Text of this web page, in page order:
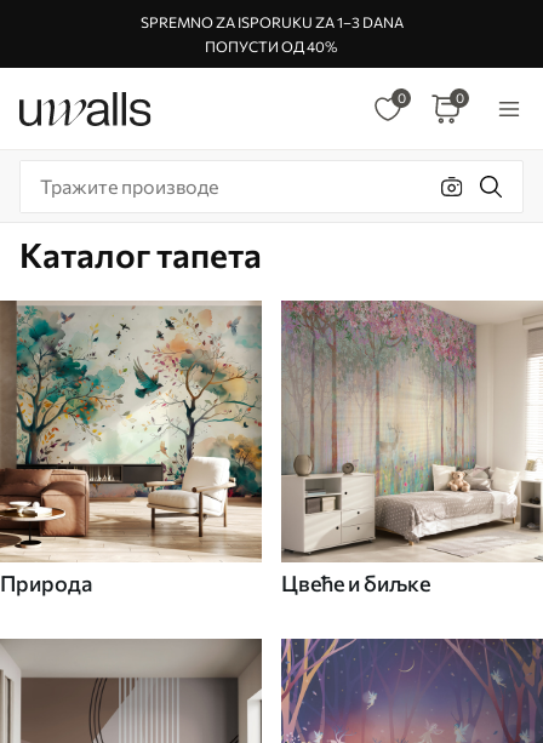
SPREMNO ZA ISPORUKU ZA 1–3 DANA
ПОПУСТИ ОД 40%
0 0
Каталог тапета
Природа Цвеће и биљке